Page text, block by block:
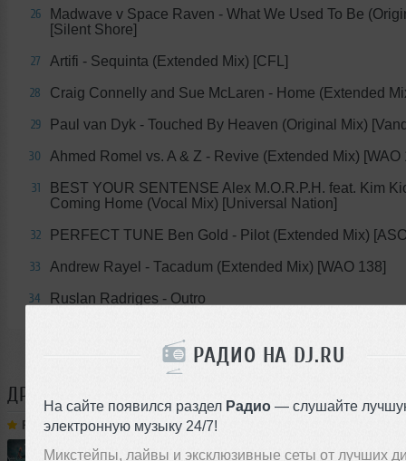
РАДИО НА DJ.RU
На сайте появился раздел Радио — слушайте
электронную музыку 24/7!
Микстейпы, лайвы и эксклюзивные сеты от лучших
26
Madwave v Space Raven - What We Used To Be
[Silent Shore]
27 Artifi - Sequinta (Extended Mix) [CFL]
28 Craig Connelly and Sue McLaren - Home (Extended
29 Paul van Dyk - Touched By Heaven (Original Mix)
30 Ahmed Romel vs. A & Z - Revive (Extended Mix) [WAO
31
BEST YOUR SENTENSE Alex M.O.R.P.H. feat. Kim
Coming Home (Vocal Mix) [Universal Nation]
32 PERFECT TUNE Ben Gold - Pilot (Extended Mix)
33 Аndrew Rаyеl - Тасаdum (Extended Mix) [WAO 138]
34 Ruslan Radriges - Outro
ДРУГИЕ ТРЕКИ
Ruslan Radriges ➝ Make Some Trance 302(Radio_Show)